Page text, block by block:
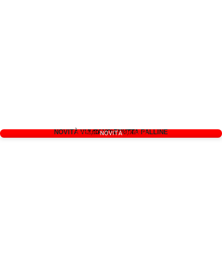
NOVITÀ VULCANO ERUTTA PALLINE
3,00 x 3,00 h 4,00
Codice: PLAY VULCANO
NOVITÀ